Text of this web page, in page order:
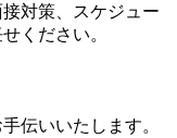
対策、スケジュー
ください。
伝いいたします。